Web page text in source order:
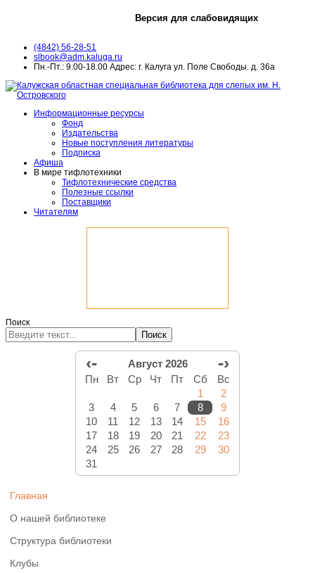
Версия для слабовидящих
(4842) 56-28-51
slbook@adm.kaluga.ru
Пн.-Пт.: 9.00-18.00 Адрес: г. Калуга ул. Поле Свободы. д. 36а
Информационные ресурсы
Фонд
Издательства
Новые поступления литературы
Подписка
Афиша
В мире тифлотехники
Тифлотехнические средства
Полезные ссылки
Поставщики
Читателям
Поиск
Поиск
‹- Август 2026 -›
Пн Вт Ср Чт Пт Сб
Вс
1
2
3
4 5 6 7 8
9
10
11 12 13 14 15
16
17
18 19 20 21 22
23
24
25 26 27 28 29
30
31
Главная
О нашей библиотеке
Структура библиотеки
Клубы